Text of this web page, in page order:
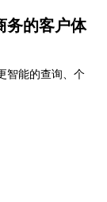
务的客户体
智能的查询、个